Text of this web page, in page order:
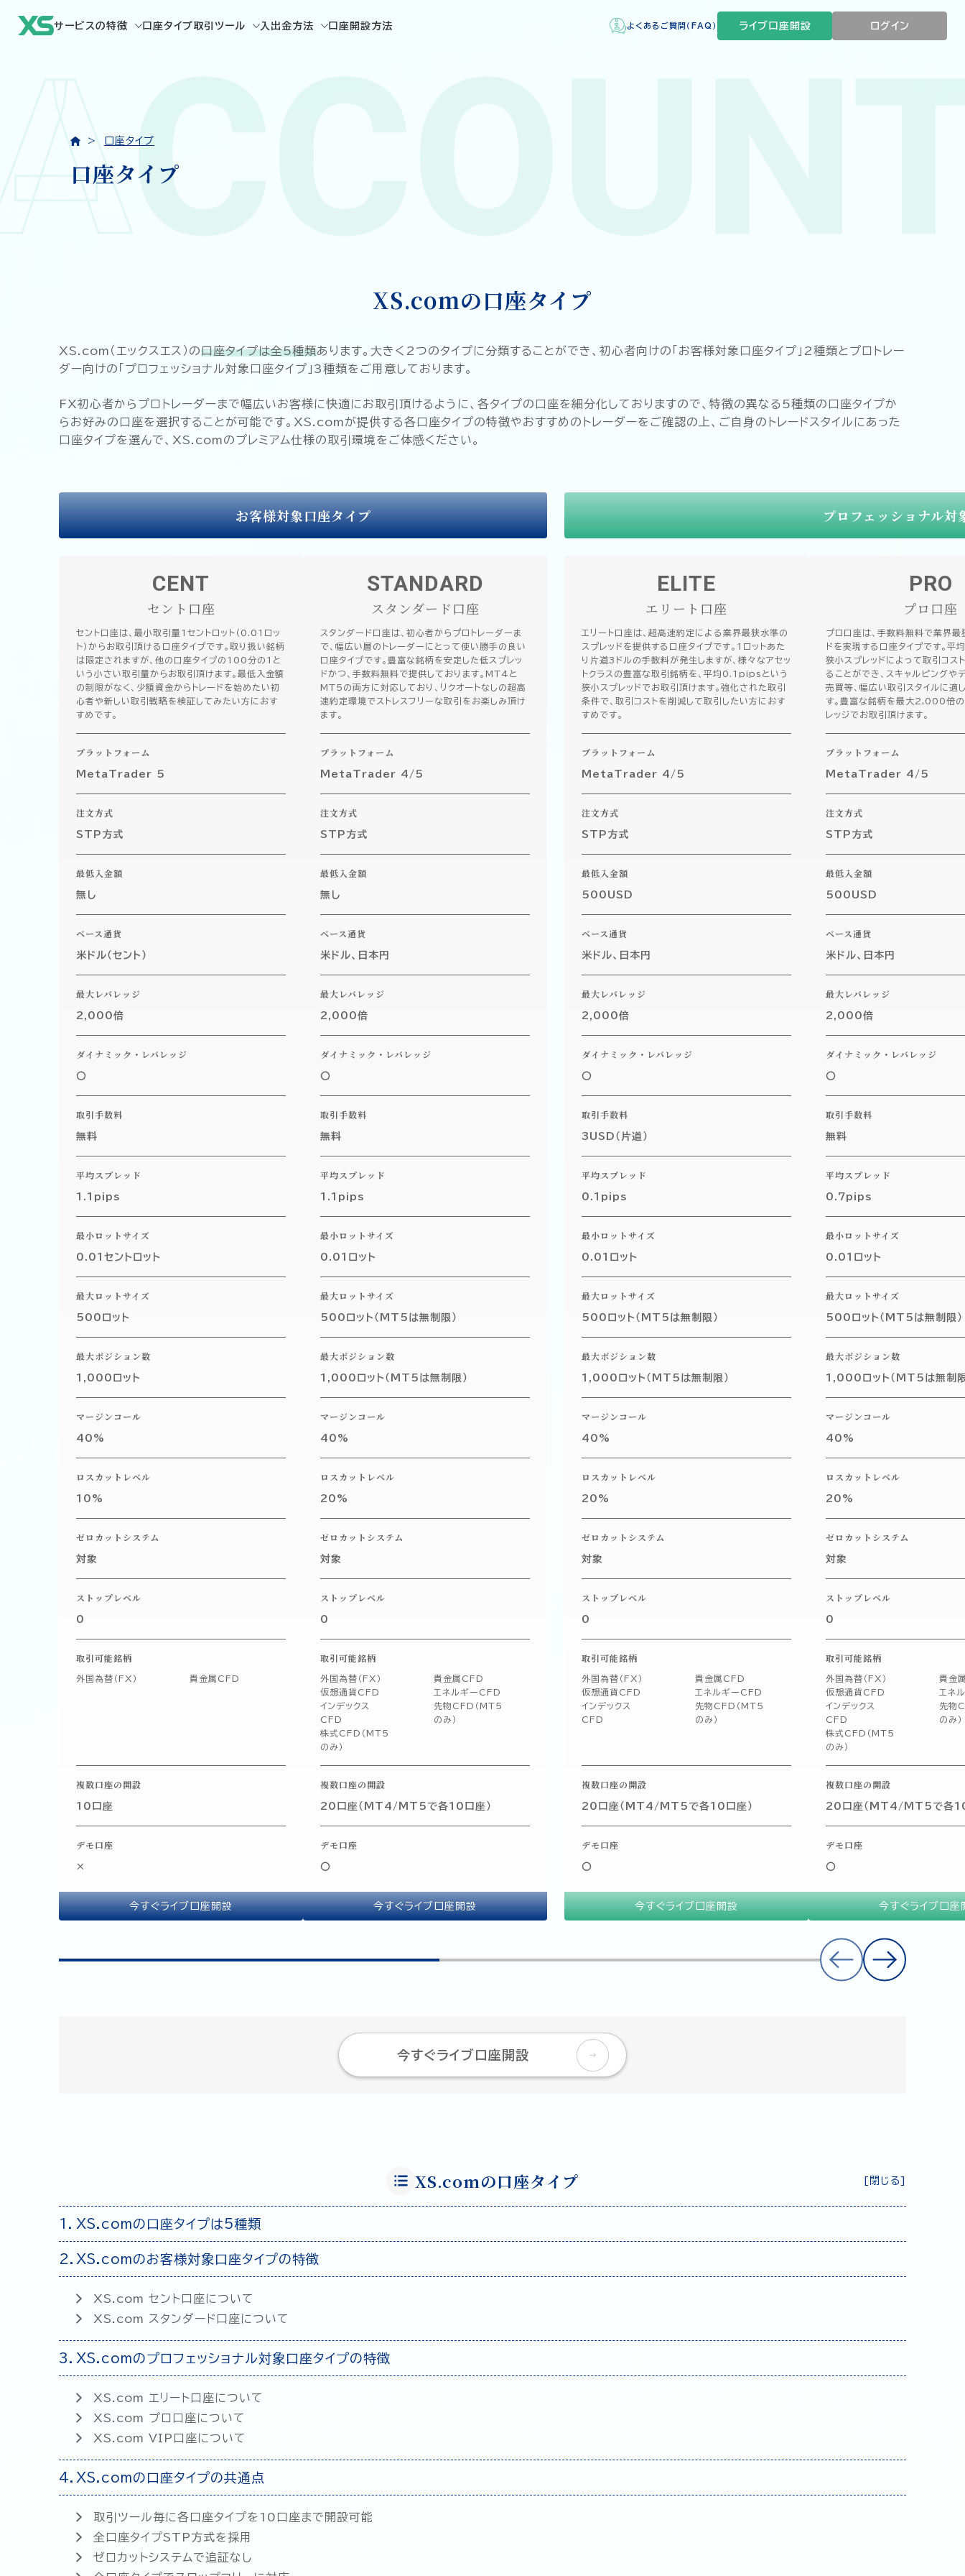
XS.com
Trade the Global Markets
with a Trusted Broker
サービスの特徴 口座タイプ取引ツール 入出金方法 口座開設方法 よくあるご質問（FAQ） ライブ口座開設 ログイン
口座タイプ
口座タイプ
XS.comの口座タイプ
XS.com（エックスエス）の口座タイプは全5種類あります。大きく2つのタイプに分類することができ、初心者向けの「お客様対象口座タイプ」2種類とプロトレー
ダー向けの「プロフェッショナル対象口座タイプ」3種類をご用意しております。
FX初心者からプロトレーダーまで幅広いお客様に快適にお取引頂けるように、各タイプの口座を細分化しておりますので、特徴の異なる5種類の口座タイプか
らお好みの口座を選択することが可能です。XS.comが提供する各口座タイプの特徴やおすすめのトレーダーをご確認の上、ご自身のトレードスタイルにあった
口座タイプを選んで、XS.comのプレミアム仕様の取引環境をご体感ください。
お客様対象口座タイプ
CENT
セント口座
セント口座は、最小取引量1セントロット（0.01ロッ
ト）からお取引頂ける口座タイプです。取り扱い銘柄
は限定されますが、他の口座タイプの100分の1と
いう小さい取引量からお取引頂けます。最低入金額
の制限がなく、少額資金からトレードを始めたい初
心者や新しい取引戦略を検証してみたい方におす
すめです。
プラットフォーム
MetaTrader 5
注文方式
STP方式
最低入金額
無し
ベース通貨
米ドル（セント）
最大レバレッジ
2,000倍
ダイナミック・レバレッジ
〇
取引手数料
無料
平均スプレッド
1.1pips
最小ロットサイズ
0.01セントロット
最大ロットサイズ
500ロット
最大ポジション数
1,000ロット
マージンコール
40%
ロスカットレベル
10%
ゼロカットシステム
対象
ストップレベル
0
取引可能銘柄
外国為替（FX） 貴金属CFD
複数口座の開設
10口座
デモ口座
×
今すぐライブ口座開設
STANDARD
スタンダード口座
スタンダード口座は、初心者からプロトレーダーま
で、幅広い層のトレーダーにとって使い勝手の良い
口座タイプです。豊富な銘柄を安定した低スプレッ
ドかつ、手数料無料で提供しております。MT4と
MT5の両方に対応しており、リクオートなしの超高
速約定環境でストレスフリーな取引をお楽しみ頂け
ます。
プラットフォーム
MetaTrader 4/5
注文方式
STP方式
最低入金額
無し
ベース通貨
米ドル、日本円
最大レバレッジ
2,000倍
ダイナミック・レバレッジ
〇
取引手数料
無料
平均スプレッド
1.1pips
最小ロットサイズ
0.01ロット
最大ロットサイズ
500ロット（MT5は無制限）
最大ポジション数
1,000ロット（MT5は無制限）
マージンコール
40%
ロスカットレベル
20%
ゼロカットシステム
対象
ストップレベル
0
取引可能銘柄
外国為替（FX）
貴金属CFD
仮想通貨CFD
エネルギーCFD
インデックス
CFD
先物CFD（MT5
のみ）
株式CFD（MT5
のみ）
複数口座の開設
20口座（MT4/MT5で各10口座）
デモ口座
〇
今すぐライブ口座開設
プロフェッショナル対
ELITE
エリート口座
エリート口座は、超高速約定による業界最狭水準の
スプレッドを提供する口座タイプです。1ロットあた
り片道3ドルの手数料が発生しますが、様々なアセッ
トクラスの豊富な取引銘柄を、平均0.1pipsという
狭小スプレッドでお取引頂けます。強化された取引
条件で、取引コストを削減して取引したい方におす
すめです。
プラットフォーム
MetaTrader 4/5
注文方式
STP方式
最低入金額
500USD
ベース通貨
米ドル、日本円
最大レバレッジ
2,000倍
ダイナミック・レバレッジ
〇
取引手数料
3USD（片道）
平均スプレッド
0.1pips
最小ロットサイズ
0.01ロット
最大ロットサイズ
500ロット（MT5は無制限）
最大ポジション数
1,000ロット（MT5は無制限）
マージンコール
40%
ロスカットレベル
20%
ゼロカットシステム
対象
ストップレベル
0
取引可能銘柄
外国為替（FX）
貴金属CFD
仮想通貨CFD
エネルギーCFD
インデックス
CFD
先物CFD（MT5
のみ）
複数口座の開設
20口座（MT4/MT5で各10口座）
デモ口座
〇
今すぐライブ口座開設
PRO
プロ口座
プロ口座は、手数料無料で業界最
ドを実現する口座タイプです。
狭小スプレッドによって取引コス
ることができ、スキャルピングや
売買等、幅広い取引スタイルに適
す。豊富な銘柄を最大2,000倍の
レッジでお取引頂けます。
プラットフォーム
MetaTrader 4/5
注文方式
STP方式
最低入金額
500USD
ベース通貨
米ドル、日本円
最大レバレッジ
2,000倍
ダイナミック・レバレッジ
〇
取引手数料
無料
平均スプレッド
0.7pips
最小ロットサイズ
0.01ロット
最大ロットサイズ
500ロット（MT5は無制限）
最大ポジション数
1,000ロット（MT5は無制限
マージンコール
40%
ロスカットレベル
20%
ゼロカットシステム
対象
ストップレベル
0
取引可能銘柄
外国為替（FX）
貴金
仮想通貨CFD
エネ
インデックス
CFD
先物
のみ）
株式CFD（MT5
のみ）
複数口座の開設
20口座（MT4/MT5で各10
デモ口座
〇
今すぐライブ口座
今すぐライブ口座開設
XS.comの口座タイプ [ 閉じる ]
XS.comの口座タイプは5種類
XS.comのお客様対象口座タイプの特徴
XS.com セント口座について
XS.com スタンダード口座について
XS.comのプロフェッショナル対象口座タイプの特徴
XS.com エリート口座について
XS.com プロ口座について
XS.com VIP口座について
XS.comの口座タイプの共通点
取引ツール毎に各口座タイプを10口座まで開設可能
全口座タイプSTP方式を採用
ゼロカットシステムで追証なし